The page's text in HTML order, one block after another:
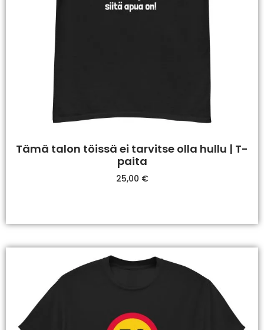
Tämä talon töissä ei tarvitse olla hullu | T-
paita
25,00 €